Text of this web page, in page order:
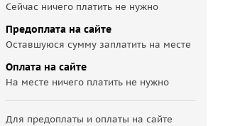
Побывайте в
Сейчас ничего платить не нужно
Предоплата на сайте
Оставшуюся сумму заплатить на месте
Оплата на сайте
На месте ничего платить не нужно
Для предоплаты и оплаты на сайте